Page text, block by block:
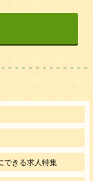
できる求人特集